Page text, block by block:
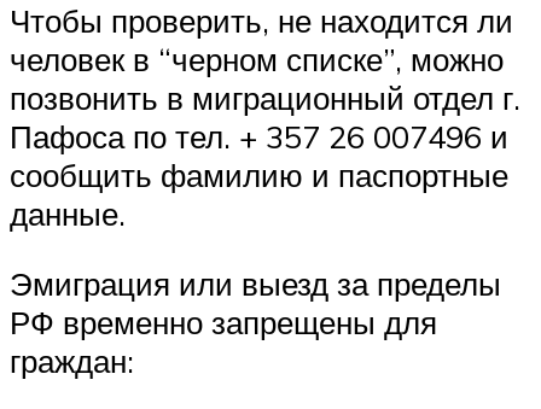
Чтобы проверить, не находится ли
человек в “черном списке”, можно
позвонить в миграционный отдел г.
Пафоса по тел. + 357 26 007496 и
сообщить фамилию и паспортные
данные.
Эмиграция или выезд за пределы
РФ временно запрещены для
граждан: